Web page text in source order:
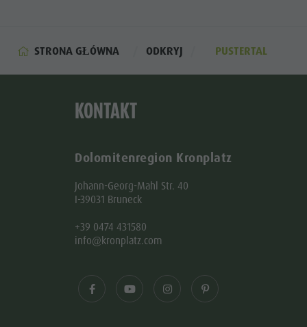
STRONA GŁÓWNA ODKRYJ PUSTERTAL
KONTAKT
Dolomitenregion Kronplatz
Johann-Georg-Mahl Str. 40
I-39031 Bruneck
+39 0474 431580
info@kronplatz.com